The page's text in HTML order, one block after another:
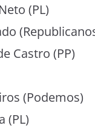
(PL)
Castro (PP)
(Podemos)
(PL)